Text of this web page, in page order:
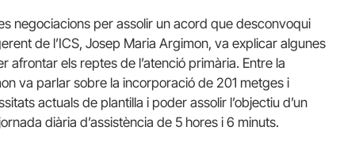
negociacions per assolir un acord que desconvoqui
de l’ICS, Josep Maria Argimon, va explicar algunes
afrontar els reptes de l’atenció primària. Entre la
va parlar sobre la incorporació de 201 metges i
actuals de plantilla i poder assolir l’objectiu d’un
diària d’assistència de 5 hores i 6 minuts.